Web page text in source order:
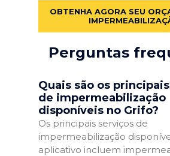
OBTENHA AGORA SEU
Perguntas
Quais são os
de impermeabilização
disponíveis no Grifo?
Os principais serviços de
impermeabilização
aplicativo incluem